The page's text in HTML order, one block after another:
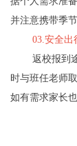
并注意携带季
03. 安全出
返校报到
时与班任老师
如有需求家长